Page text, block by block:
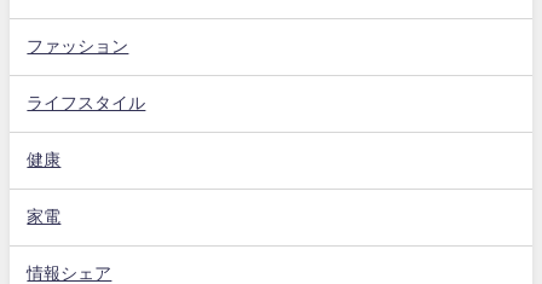
ファッション
ライフスタイル
健康
家電
情報シェア